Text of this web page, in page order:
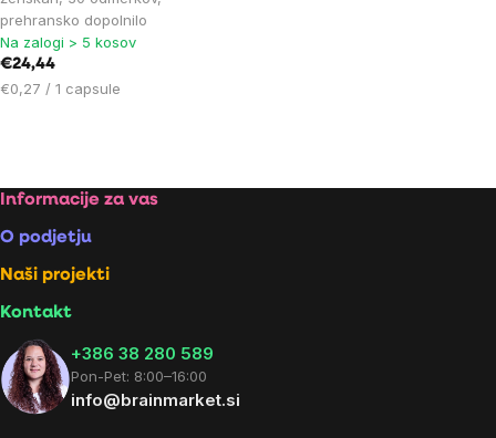
prehransko dopolnilo
Na zalogi > 5 kosov
€24,44
Cena
€0,27 / 1 capsule
controls
Footer
Informacije za vas
O podjetju
Naši projekti
Kontakt
+386 38 280 589
Pon-Pet: 8:00–16:00
info@brainmarket.si